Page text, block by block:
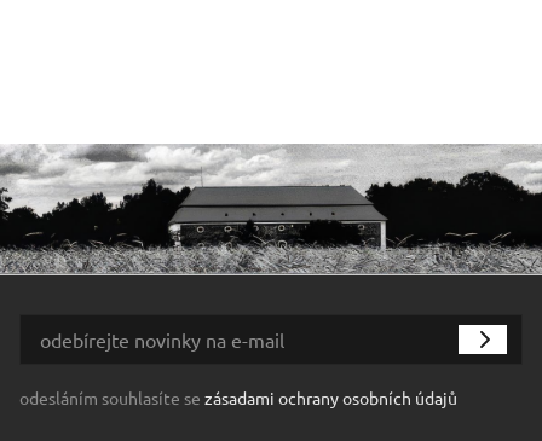
odesláním souhlasíte se zásadami ochrany osobních údajů